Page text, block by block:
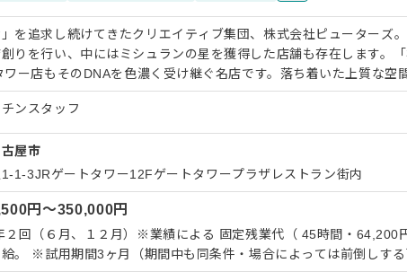
」を追求し続けてきたクリエイティブ集団、株式会社ピューターズ
りを行い、中にはミシュランの星を獲得した店舗も存在します。
ー店もそのDNAを色濃く受け継ぐ名店です。落ち着いた上質な空
を募集いたします。 具体的な業務内容は以下の通りです。 ・食材の仕
仕込み ・各種調理、盛り付け、提供前の最終チェック ・調理器具
アルバイト・パートスタッフへの調理指導 私たちは、職人が長く健康に働き
境を重視しています。 ・年間休日110日（月8〜10日休み） ・有給
・福利厚生（ベネフィットステーション等） ・インフルエンザ予防
珍しい充実した公休数に加え、大手資本ならではの安心感がある
ライベートでのリフレッシュを大切にしながら、名店としての誇り
環境です。妥協のない仕事を通じて、自身の価値を高めてください
ンスタッフ
屋市
1-3JRゲートタワー12Fゲートタワープラザレストラン街内
円〜350,000円
、１２月）※業績による 固定残業代（ 45時間・64,200円）含む。超過
。 ※試用期間3ヶ月（期間中も同条件・場合によっては前倒しする